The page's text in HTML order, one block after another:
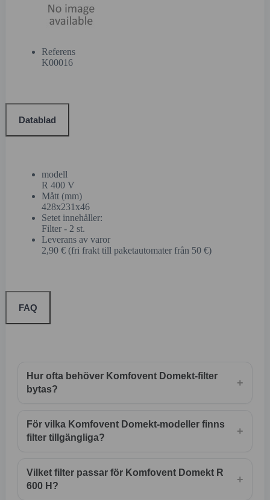
Referens
K00016
Datablad
modell
R 400 V
Mått (mm)
428x231x46
Setet innehåller:
Filter - 2 st.
Leverans av varor
2,90 € (fri frakt till paketautomater från 50 €)
FAQ
Hur ofta behöver Komfovent Domekt-filter
bytas?
+
För vilka Komfovent Domekt-modeller finns
filter tillgängliga?
+
Vilket filter passar för Komfovent Domekt R
600 H?
+